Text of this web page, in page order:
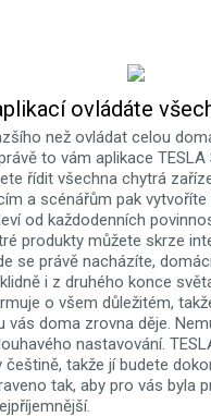
ovládáte
než ovládat celou
to vám aplikace
řídit všechna chytrá
a scénářům pak vytvoříte
od každodenních
produkty můžete skrze
se právě nacházíte,
i z druhého konce
o všem důležitém,
vás doma zrovna děje.
nastavování.
češtině, takže jí budete
tak, aby pro vás byla